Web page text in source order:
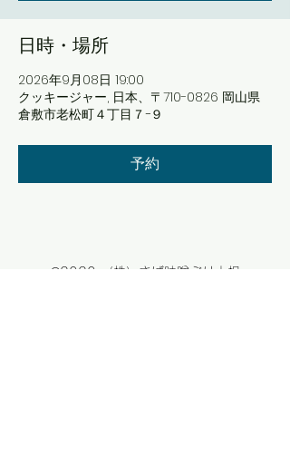
日時・場所
2026年9月08日 19:00
クッキージャー, 日本、〒710-0826 岡山県
倉敷市老松町４丁目７−９
予約
©2020 （株）さば味噌ぶり大根